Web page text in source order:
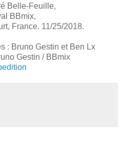
Belle-Feuille,
BBmix,
France. 11/25/2018.
: Bruno Gestin et Ben Lx
Gestin / BBmix